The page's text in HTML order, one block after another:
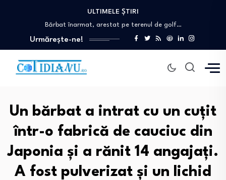
ULTIMELE ȘTIRI
Diana Șoșoacă se vede „șefă de pușcărie”…
Călin Georgescu critică trecerea la euro, deși…
Urmărește-ne!
Un bărbat a intrat cu un cuțit
într-o fabrică de cauciuc din
Japonia și a rănit 14 angajați.
A fost pulverizat și un lichid